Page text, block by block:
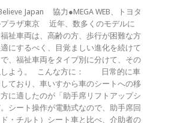
Japan 協力●MEGA WEB、トヨタ
ラザ東京 近年、数多くのモデルに
祉車両は、高齢の方、歩行が困難な方
にするべく、目覚ましい進化を続けて
、福祉車両をタイプ別に分けて、その
しよう。 こんな方に： 日常的に車
ており、車いすから車のシートへの移
に適したのが「助手席リフトアップシ
シート操作が電動式なので、助手席回
・チルト）シート車と比べ、介助者の